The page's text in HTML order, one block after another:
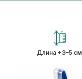
Длина +3–5 см